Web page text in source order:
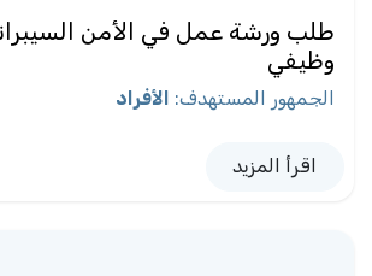
طلب ورشة عمل في الأمن
وظيفي
الجمهور المستهدف: الأفراد
اقرأ المزيد